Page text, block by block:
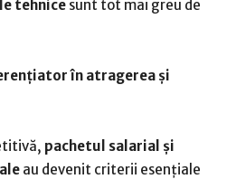
tehnice sunt tot mai greu de
în atragerea și
pachetul salarial și
au devenit criterii esențiale